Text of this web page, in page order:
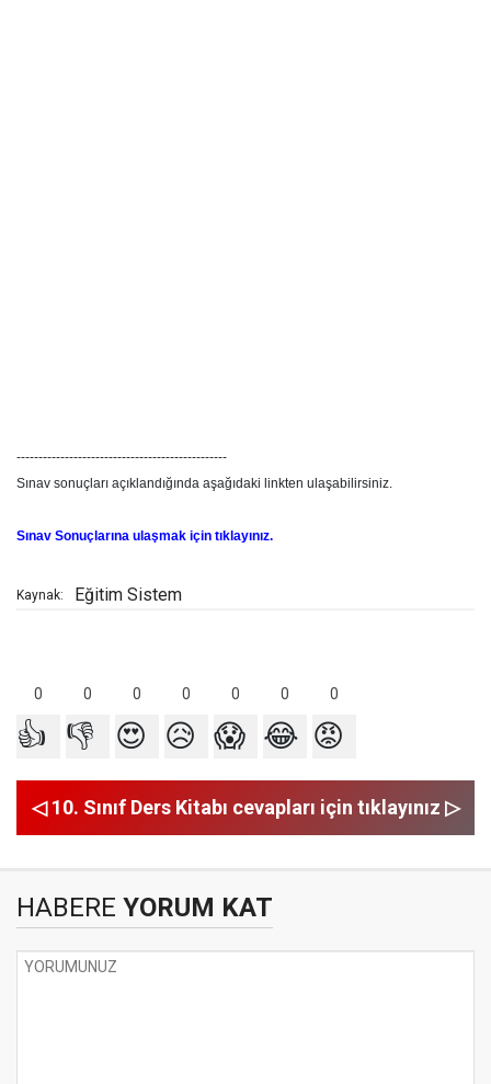
------------------------------------------------
Sınav sonuçları açıklandığında aşağıdaki linkten ulaşabilirsiniz.
Sınav Sonuçlarına ulaşmak için tıklayınız.
Kaynak: Eğitim Sistem
0 0 0 0 0 0 0
👍 👎 😍 😥 😱 😂 😡
◁ 10. Sınıf Ders Kitabı cevapları için tıklayınız ▷
HABERE YORUM KAT